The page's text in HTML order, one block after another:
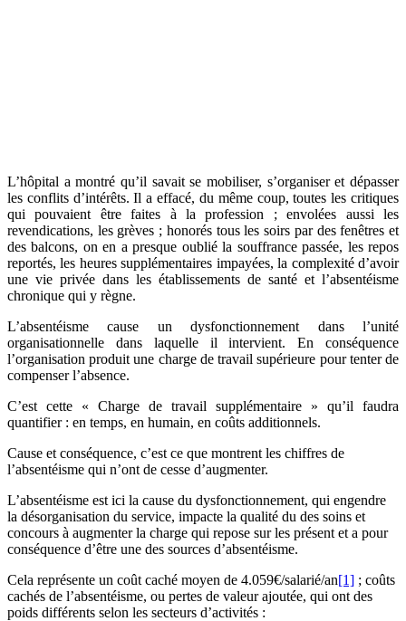
L’hôpital a montré qu’il savait se mobiliser, s’organiser et dépasser
les conflits d’intérêts. Il a effacé, du même coup, toutes les critiques
qui pouvaient être faites à la profession ; envolées aussi les
revendications, les grèves ; honorés tous les soirs par des fenêtres et
des balcons, on en a presque oublié la souffrance passée, les repos
reportés, les heures supplémentaires impayées, la complexité d’avoir
une vie privée dans les établissements de santé et l’absentéisme
chronique qui y règne.
L’absentéisme cause un dysfonctionnement dans l’unité
organisationnelle dans laquelle il intervient. En conséquence
l’organisation produit une charge de travail supérieure pour tenter de
compenser l’absence.
C’est cette « Charge de travail supplémentaire » qu’il faudra
quantifier : en temps, en humain, en coûts additionnels.
Cause et conséquence, c’est ce que montrent les chiffres de
l’absentéisme qui n’ont de cesse d’augmenter.
L’absentéisme est ici la cause du dysfonctionnement, qui engendre
la désorganisation du service, impacte la qualité du des soins et
concours à augmenter la charge qui repose sur les présent et a pour
conséquence d’être une des sources d’absentéisme.
Cela représente un coût caché moyen de 4.059€/salarié/an[1] ; coûts
cachés de l’absentéisme, ou pertes de valeur ajoutée, qui ont des
poids différents selon les secteurs d’activités :